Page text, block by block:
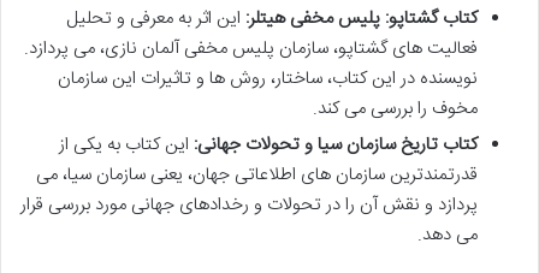
کتاب گشتاپو: پلیس مخفی هیتلر: این اثر به معرفی و تحلیل
فعالیت های گشتاپو، سازمان پلیس مخفی آلمان نازی، می پردازد.
نویسنده در این کتاب، ساختار، روش ها و تاثیرات این سازمان
مخوف را بررسی می کند.
کتاب تاریخ سازمان سیا و تحولات جهانی: این کتاب به یکی از
قدرتمندترین سازمان های اطلاعاتی جهان، یعنی سازمان سیا، می
پردازد و نقش آن را در تحولات و رخدادهای جهانی مورد بررسی قرار
می دهد.